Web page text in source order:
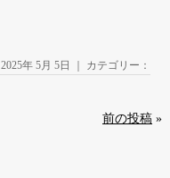
2025年 5月 5日 ｜ カテゴリー：
前の投稿 »